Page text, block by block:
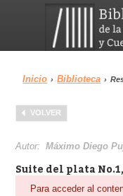
Menu
Biblioteca
Inicio › Biblioteca ›
VOLVER
Autor:Máximo Diego
Suite del plata
Para acceder al